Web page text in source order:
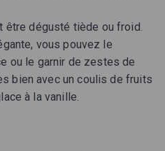
être dégusté tiède ou froid.
vous pouvez le
ou le garnir de zestes de
bien avec un coulis de fruits
à la vanille.